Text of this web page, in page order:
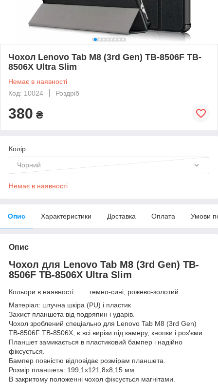
Чохол Lenovo Tab M8 (3rd Gen) TB-8506F TB-
8506X Ultra Slim
Немає в наявності
Код: 10024
Роздріб
380 ₴
Колір
Чорний
Немає в наявності
Опис Характеристики Доставка Оплата Умови
Опис
Чохол для Lenovo Tab M8 (3rd Gen) TB-
8506F TB-8506X Ultra Slim
Кольори в наявності: темно-сині, рожево-золотий.
Матеріал: штучна шкіра (PU) і пластик
Захист планшета від подряпин і ударів.
Чохол зроблений спеціально для Lenovo Tab M8 (3rd Gen)
TB-8506F TB-8506X, є всі вирізи під камеру, кнопки і роз'єми.
Планшет замикається в пластиковий бампер і надійно
фіксується.
Бампер повністю відповідає розмірам планшета.
Розмір планшета: 199,1x121,8x8,15 мм
В закритому положенні чохол фіксується магнітами.